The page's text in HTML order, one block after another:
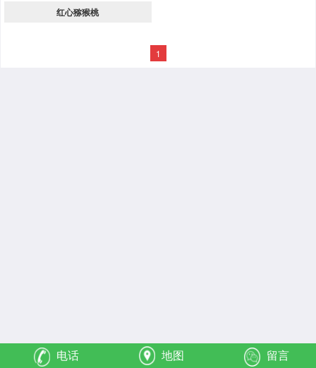
红心猕猴桃
1
电话 地图 留言